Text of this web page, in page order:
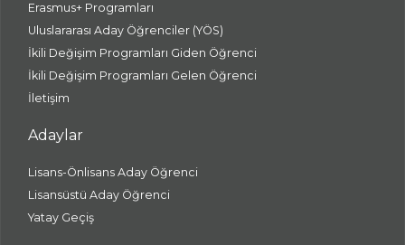
Erasmus+ Programları
Uluslararası Aday Öğrenciler (YÖS)
İkili Değişim Programları Giden Öğrenci
İkili Değişim Programları Gelen Öğrenci
İletişim
Adaylar
Lisans-Önlisans Aday Öğrenci
Lisansüstü Aday Öğrenci
Yatay Geçiş